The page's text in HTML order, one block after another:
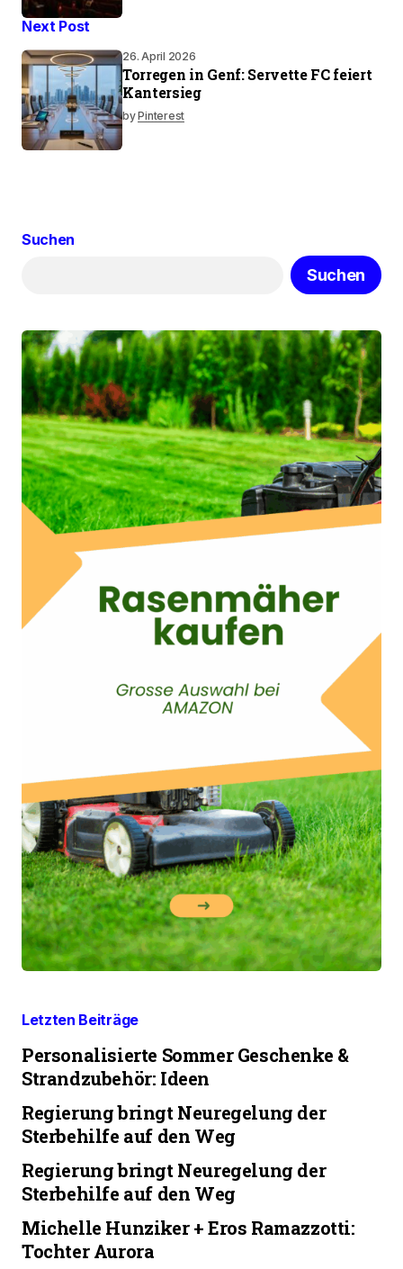
Next Post
26. April 2026
Torregen in Genf: Servette FC feiert
Kantersieg
byPinterest
Suchen
Suchen
Letzten Beiträge
Personalisierte Sommer Geschenke &
Strandzubehör: Ideen
Regierung bringt Neuregelung der
Sterbehilfe auf den Weg
Regierung bringt Neuregelung der
Sterbehilfe auf den Weg
Michelle Hunziker + Eros Ramazzotti:
Tochter Aurora